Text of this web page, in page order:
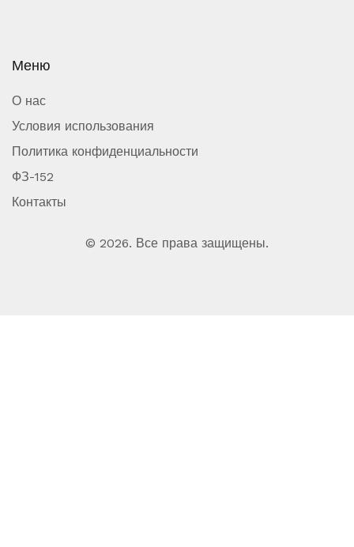
Меню
О нас
Условия использования
Политика конфиденциальности
ФЗ-152
Контакты
© 2026. Все права защищены.